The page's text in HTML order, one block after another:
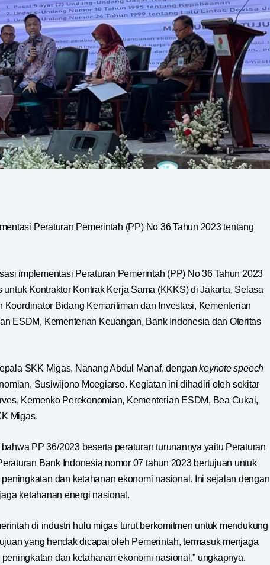
Peraturan Pemerintah (PP) No 36 Tahun 2023 tentang
implementasi Peraturan Pemerintah (PP) No 36 Tahun 2023
Kontraktor Kontrak Kerja Sama (KKKS) di Jakarta, Selasa
Bidang Kemaritiman dan Investasi, Kementerian
ESDM, Kementerian Keuangan, Bank Indonesia dan Otoritas
SKK Migas, Nanang Abdul Manaf, dengankeynote speech
Susiwijono Moegiarso. Kegiatan ini dihadiri oleh sekitar
Kemenko Perekonomian, Kementerian ESDM, Bea Cukai,
Migas.
PP 36/2023 beserta peraturan turunannya yaitu Peraturan
Bank Indonesia nomor 07 tahun 2023 bertujuan untuk
dan ketahanan ekonomi nasional. Ini sejalan dengan
ketahanan energi nasional.
di industri hulu migas turut berkomitmen untuk mendukung
yang hendak dicapai oleh Pemerintah, termasuk menjaga
dan ketahanan ekonomi nasional,” ungkapnya.